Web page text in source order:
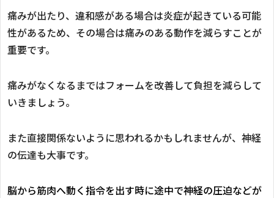
痛みが出たり、違和感がある場合は炎症が起きている可能
性があるため、その場合は痛みのある動作を減らすことが
重要です。
痛みがなくなるまではフォームを改善して負担を減らして
いきましょう。
また直接関係ないように思われるかもしれませんが、神経
の伝達も大事です。
脳から筋肉へ動く指令を出す時に途中で神経の圧迫などが